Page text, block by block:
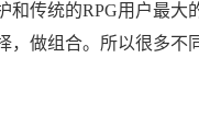
传统的RPG用户最大
，做组合。所以很多不